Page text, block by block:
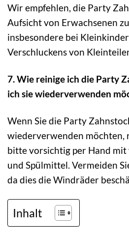
Wir empfehlen, die Party
Aufsicht von Erwachsenen
insbesondere bei
Verschluckens von
7. Wie reinige ich die Party
ich sie wiederverwenden
Wenn Sie die Party
wiederverwenden möchten,
bitte vorsichtig per Hand mit
und Spülmittel. Vermeiden
da dies die Windräder
Inhalt